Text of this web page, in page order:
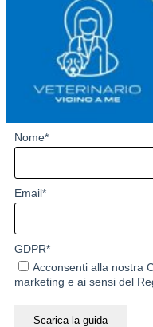
Nome*
Email*
GDPR*
Acconsenti alla nostra
marketing e ai sensi del
Scarica la guida